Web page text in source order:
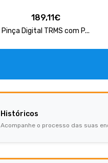
189,11€
Pinça Digital TRMS com P...
Históricos
Acompanhe o processo das suas